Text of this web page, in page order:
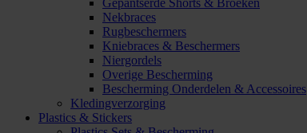
Gepantserde Shorts & Broeken
Nekbraces
Rugbeschermers
Kniebraces & Beschermers
Niergordels
Overige Bescherming
Bescherming Onderdelen & Accessoires
Kledingverzorging
Plastics & Stickers